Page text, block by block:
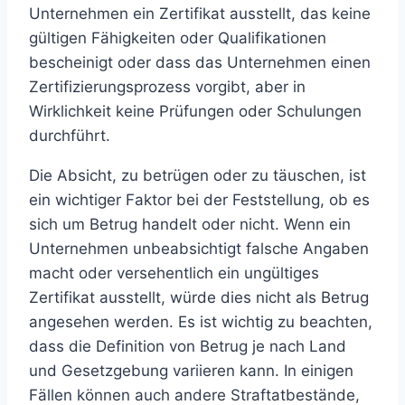
Unternehmen ein Zertifikat ausstellt, das keine
gültigen Fähigkeiten oder Qualifikationen
bescheinigt oder dass das Unternehmen einen
Zertifizierungsprozess vorgibt, aber in
Wirklichkeit keine Prüfungen oder Schulungen
durchführt.
Die Absicht, zu betrügen oder zu täuschen, ist
ein wichtiger Faktor bei der Feststellung, ob es
sich um Betrug handelt oder nicht. Wenn ein
Unternehmen unbeabsichtigt falsche Angaben
macht oder versehentlich ein ungültiges
Zertifikat ausstellt, würde dies nicht als Betrug
angesehen werden. Es ist wichtig zu beachten,
dass die Definition von Betrug je nach Land
und Gesetzgebung variieren kann. In einigen
Fällen können auch andere Straftatbestände,